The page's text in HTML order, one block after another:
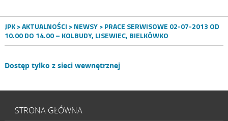
JPK>AKTUALNOŚCI >NEWSY> PRACE SERWISOWE 02-07-2013 OD
10.00 DO 14.00 – KOLBUDY, LISEWIEC, BIELKÓWKO
Dostęp tylko z sieci wewnętrznej
STRONA GŁÓWNA